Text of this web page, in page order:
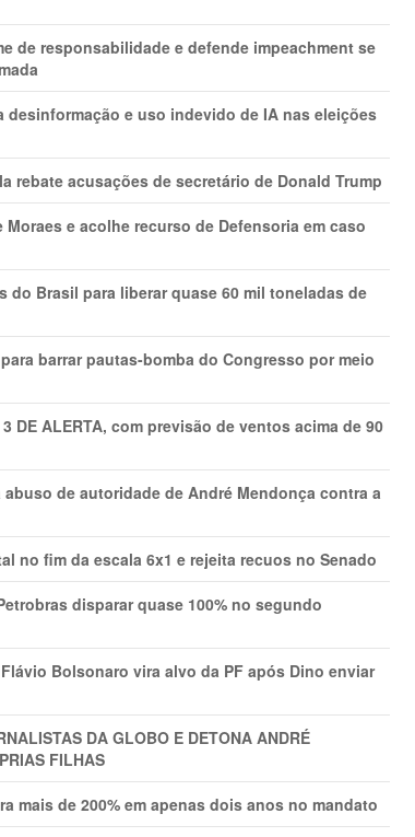
de responsabilidade e defende impeachment se
desinformação e uso indevido de IA nas eleições
rebate acusações de secretário de Donald Trump
e acolhe recurso de Defensoria em caso
do Brasil para liberar quase 60 mil toneladas de
barrar pautas-bomba do Congresso por meio
DE ALERTA, com previsão de ventos acima de 90
de autoridade de André Mendonça contra a
no fim da escala 6x1 e rejeita recuos no Senado
disparar quase 100% no segundo
Flávio Bolsonaro vira alvo da PF após Dino enviar
DA GLOBO E DETONA ANDRÉ
FILHAS
mais de 200% em apenas dois anos no mandato